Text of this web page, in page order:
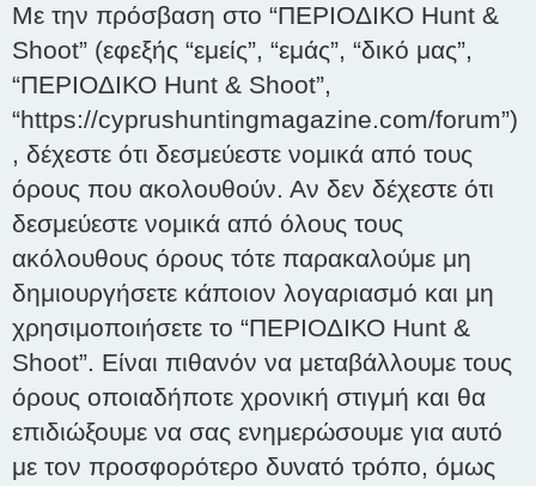
Με την πρόσβαση στο “ΠΕΡΙΟΔΙΚΟ Hunt &
Shoot” (εφεξής “εμείς”, “εμάς”, “δικό μας”,
“ΠΕΡΙΟΔΙΚΟ Hunt & Shoot”,
“https://cyprushuntingmagazine.com/forum”)
, δέχεστε ότι δεσμεύεστε νομικά από τους
όρους που ακολουθούν. Αν δεν δέχεστε ότι
δεσμεύεστε νομικά από όλους τους
ακόλουθους όρους τότε παρακαλούμε μη
δημιουργήσετε κάποιον λογαριασμό και μη
χρησιμοποιήσετε το “ΠΕΡΙΟΔΙΚΟ Hunt &
Shoot”. Είναι πιθανόν να μεταβάλλουμε τους
όρους οποιαδήποτε χρονική στιγμή και θα
επιδιώξουμε να σας ενημερώσουμε για αυτό
με τον προσφορότερο δυνατό τρόπο, όμως